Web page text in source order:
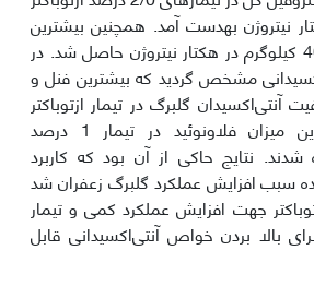
هکتار نیتروژن به­دست آمد. هم­چنین بیشترین
سطح برگ در تیمار 40 کیلوگرم در هکتار نیتروژن حاصل شد. در
مشخص گردید که بیشترین فنل و
آنتی‌اکسیدان گلبرگ در تیمار ازتوباکتر
1/0 درصد و بالاترین میزان فلاونوئید در تیمار 1 درصد
شدند. نتایج حاکی از آن بود که کاربرد
سبب افزایش عملکرد گلبرگ زعفران شد
درصد ازتوباکتر جهت افزایش عملکرد کمی و تیمار
برای بالا بردن خواص آنتی‌اکسیدانی قابل